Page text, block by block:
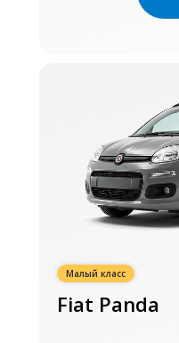
Малый класс
Fiat Panda